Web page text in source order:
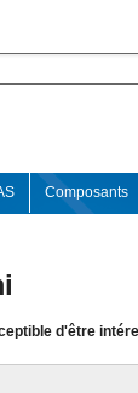
Composants
d'être